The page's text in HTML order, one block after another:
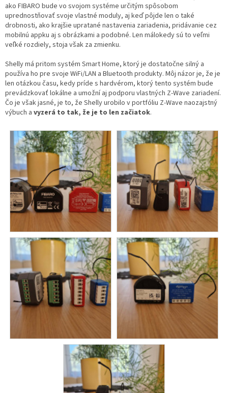
ako FIBARO bude vo svojom systéme určitým spôsobom
uprednostňovať svoje vlastné moduly, aj keď pôjde len o také
drobnosti, ako krajšie upratané nastavenia zariadenia, pridávanie cez
mobilnú appku aj s obrázkami a podobné. Len málokedy sú to veľmi
veľké rozdiely, stoja však za zmienku.
Shelly má pritom systém Smart Home, ktorý je dostatočne silný a
používa ho pre svoje WiFi/LAN a Bluetooth produkty. Môj názor je, že je
len otázkou času, kedy príde s hardvérom, ktorý tento systém bude
prevádzkovať lokálne a umožní aj podporu vlastných Z-Wave zariadení.
Čo je však jasné, je to, že Shelly urobilo v portfóliu Z-Wave naozajstný
výbuch a vyzerá to tak, že je to len začiatok.